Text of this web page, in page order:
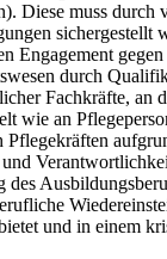
Diese muss durch
sichergestellt
Engagement
durch
Fachkräfte, an
wie an
Pflegekräften
des
und in einem